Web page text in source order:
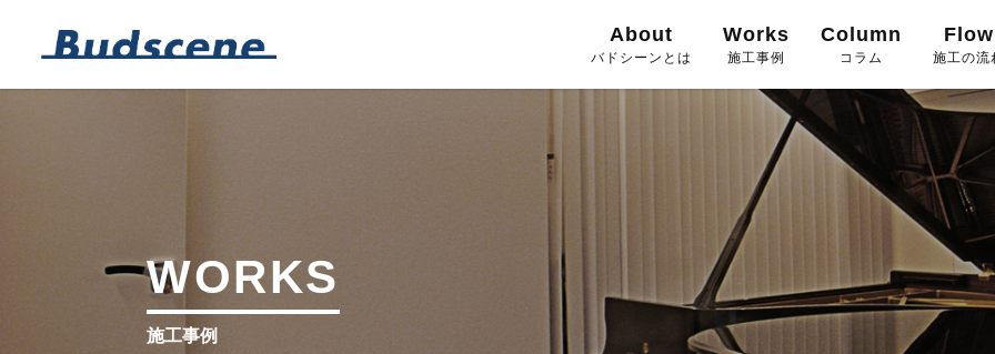
About
バドシーンとは
Works
施工事例
Column
コラム
Flow
施工の流
WORKS
施工事例